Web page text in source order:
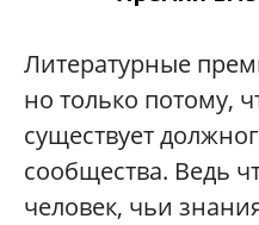
Литературные
но только потому,
существует
сообщества. Ведь
человек, чьи